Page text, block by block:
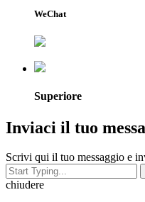
WeChat
Superiore
Inviaci il tuo
Scrivi qui il tuo messaggio e
chiudere